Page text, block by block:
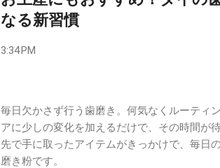
なる新習慣
3:34 PM
毎日欠かさず行う歯磨き。何気なくルーティ
アに少しの変化を加えるだけで、その時間が
先で手に取ったアイテムがきっかけで、毎日
磨き粉です。